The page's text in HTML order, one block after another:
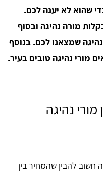
שהוא לא יענה לכם.
מורה נהיגה ובסוף
שמצאנו לכם. בנוסף
מורי נהיגה טובים בעיר.
נהיגה
להבין שהמחיר בין